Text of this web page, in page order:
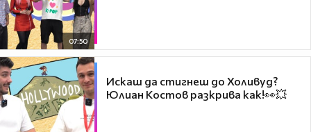
07:50
Искаш да стигнеш до Холивуд?
Юлиан Костов разкрива как!👀💥